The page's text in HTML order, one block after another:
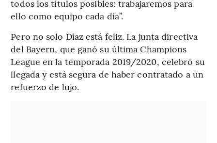
todos los títulos posibles: trabajaremos para
ello como equipo cada día”.
Pero no solo Díaz está feliz. La junta directiva
del Bayern, que ganó su última Champions
League en la temporada 2019/2020, celebró su
llegada y está segura de haber contratado a un
refuerzo de lujo.